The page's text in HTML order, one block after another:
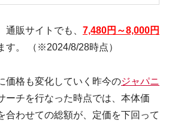
販サイトでも、 7,480円～8,000円
す。 （※2024/8/28時点）
価格も変化していく昨今のジャパニ
ーチを行なった時点では、本体価
合わせての総額が、定価を下回って